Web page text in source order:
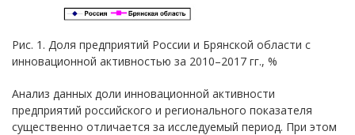
Рис. 1. Доля предприятий России и Брянской области с
инновационной активностью за 2010–2017 гг., %
Анализ данных доли инновационной активности
предприятий российского и регионального показателя
существенно отличается за исследуемый период. При этом